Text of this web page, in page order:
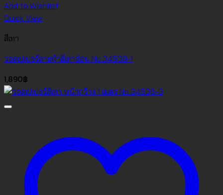
Add to Wishlist
Quick View
สีเทา
วอลเปเปอร์ลายผ้าสีเทาอ่อน No.34539-1
1,890฿